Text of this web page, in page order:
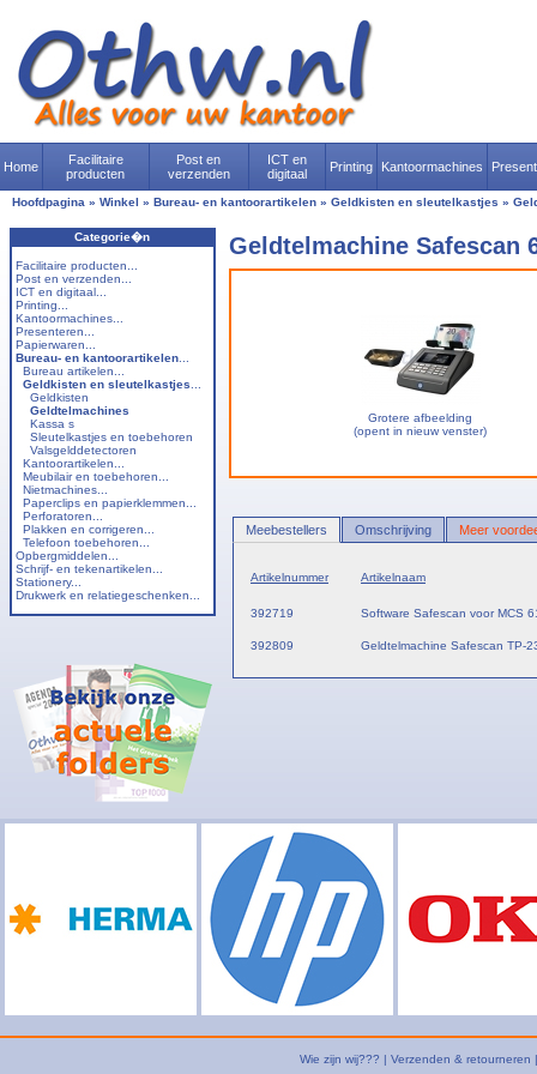
Home
Facilitaire
producten
Post en
verzenden
ICT en
digitaal
Printing Kantoormachines
Hoofdpagina » Winkel » Bureau- en kantoorartikelen » Geldkisten en sleutelkastjes »
Categorie�n
Facilitaire producten...
Post en verzenden...
ICT en digitaal...
Printing...
Kantoormachines...
Presenteren...
Papierwaren...
Bureau- en kantoorartikelen
Bureau artikelen...
Geldkisten en sleutelkastjes
Geldkisten
Geldtelmachines
Kassa s
Sleutelkastjes en toebehoren
Valsgelddetectoren
Kantoorartikelen...
Meubilair en toebehoren...
Nietmachines...
Paperclips en papierklemmen...
Perforatoren...
Plakken en corrigeren...
Telefoon toebehoren...
Opbergmiddelen...
Schrijf- en tekenartikelen...
Stationery...
Drukwerk en relatiegeschenken...
Geldtelmachine Safescan
Grotere afbeelding
(opent in nieuw venster)
Meebestellers Omschrijving Meer
Artikelnummer Artikelnaam
392719 Software Safescan voor MCS
392809 Geldtelmachine Safescan TP-
Wie zijn wij??? | Verzenden & retourneren